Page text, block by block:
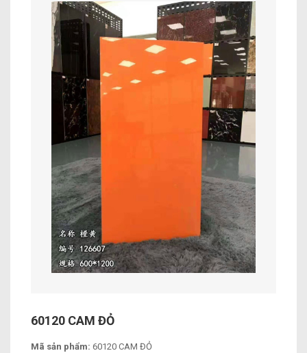
60120 CAM ĐỎ
Mã sản phẩm: 60120 CAM ĐỎ